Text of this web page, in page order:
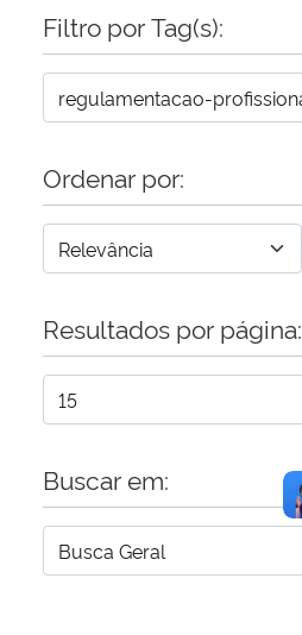
Gabinete de Segurança Institucional
Banco Central do Brasil
Filtro por Tag(s):
Ordenar por:
Resultados por página:
Buscar em: